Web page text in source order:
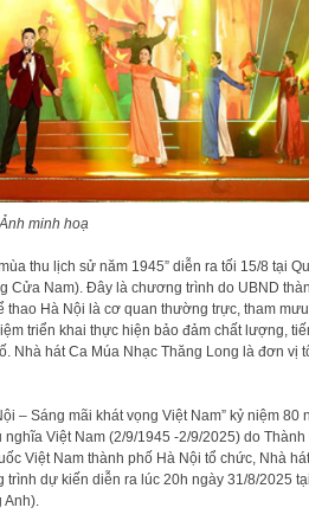
minh hoạ
thu lịch sử năm 1945” diễn ra tối 15/8 tại
Cửa Nam). Đây là chương trình do UBND
thao Hà Nội là cơ quan thường trực, tham mưu
triển khai thực hiện bảo đảm chất lượng,
Nhà hát Ca Múa Nhạc Thăng Long là đơn vị
– Sáng mãi khát vọng Việt Nam” kỷ niệm 80
Việt Nam (2/9/1945 -2/9/2025) do Thành
Việt Nam thành phố Hà Nội tổ chức, Nhà hát
dự kiến diễn ra lúc 20h ngày 31/8/2025 tại
Anh).